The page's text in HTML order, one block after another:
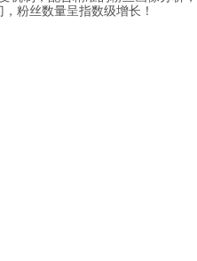
粉丝数量呈指数级增长！